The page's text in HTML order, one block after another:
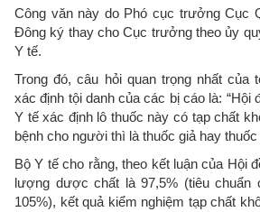
Công văn này do Phó cục trưởng Cục
Đông ký thay cho Cục trưởng theo ủy
Y tế.
Trong đó, câu hỏi quan trọng nhất của
xác định tội danh của các bị cáo là: “Hội
Y tế xác định lô thuốc này có tạp chất
bệnh cho người thì là thuốc giả hay
Bộ Y tế cho rằng, theo kết luận của Hội
lượng dược chất là 97,5% (tiêu
105%), kết quả kiểm nghiệm tạp chất